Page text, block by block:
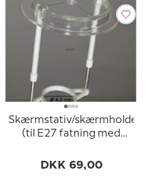
Skærmstativ/skærmholder
(til E27 fatning med
DKK 69,00